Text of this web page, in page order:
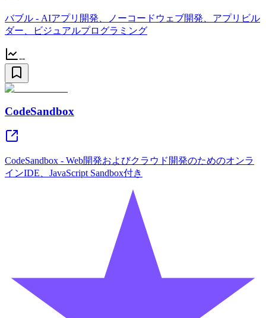
バブル - AIアプリ開発、ノーコードウェブ開発、アプリビル
ダー、ビジュアルプログラミング
--
CodeSandbox
CodeSandbox - Web開発およびクラウド開発のためのオンラ
インIDE、JavaScript Sandbox付き